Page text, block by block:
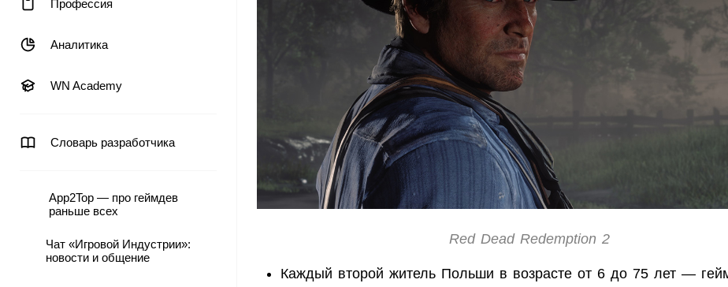
Профессия
Аналитика
WN Academy
Словарь разработчика
App2Top — про геймдев
раньше всех
Чат «Игровой Индустрии»:
новости и общение
Red Dead Redemption 2
Каждый второй житель Польши в возрасте от 6 до 75 лет —